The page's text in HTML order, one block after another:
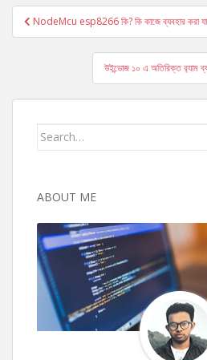
Post
navigation
NodeMcu esp8266 কি? কি কাজে ব্যবহার করা
উইন্ডোজ ১০ এ অতিরিক্ত র‍্যাম
Search
ABOUT ME